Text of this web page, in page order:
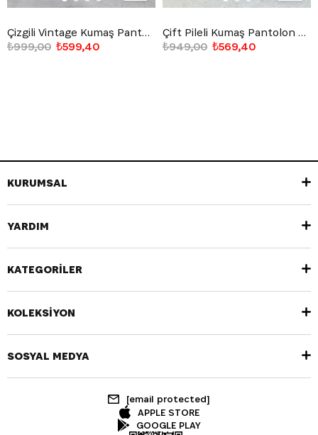
Çizgili Vintage Kumaş Pantolon Lacivert
₺599,40
₺999,00
Çift Pileli Kumaş Pantolon Siyah
₺569,40
₺949,00
KURUMSAL
YARDIM
KATEGORİLER
KOLEKSİYON
SOSYAL MEDYA
[email protected]
APPLE STORE
GOOGLE PLAY